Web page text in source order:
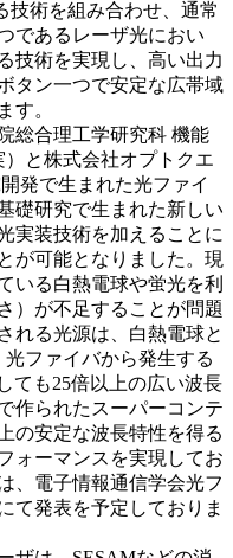
術を組み合わせ、通常
であるレーザ光におい
技術を実現し、高い出力
タン一つで安定な広帯域
す。
総合理工学研究科 機能
と株式会社オプトクエ
発で生まれた光ファイ
礎研究で生まれた新しい
実装技術を加えることに
が可能となりました。現
いる白熱電球や蛍光を利
）が不足することが問題
れる光源は、白熱電球と
ファイバから発生する
ても25倍以上の広い波長
作られたスーパーコンテ
の安定な波長特性を得る
ォーマンスを実現してお
、電子情報通信学会光フ
て発表を予定しておりま